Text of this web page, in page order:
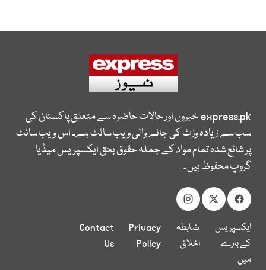
express.pkخبروں اور حالات حاضرہ سے متعلق پاکستان کی
سب سے زیادہ وزٹ کی جانے والی ویب سائٹ ہے۔ اس ویب سائٹ
پر شائع شدہ تمام مواد کے جملہ حقوق بحق ایکسپریس میڈیا
گروپ محفوظ ہیں۔
ایکسپریس
کے بارے
میں
ضابطہ
اخلاق
Privacy
Policy
Contact
Us